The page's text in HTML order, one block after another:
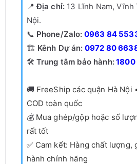
📍Địa chỉ: 13 Lĩnh Nam, Vĩnh
Nội.
📞 Phone/Zalo: 0963 84
🏗️ Kênh Dự án: 0972 80
🛠️ Trung tâm bảo hành:1800
🚚 FreeShip các quận Hà Nội
COD toàn quốc
💰 Mua ghép/gộp hoặc số
rất tốt
✅ Cam kết: Hàng chất lượng,
hành chính hãng